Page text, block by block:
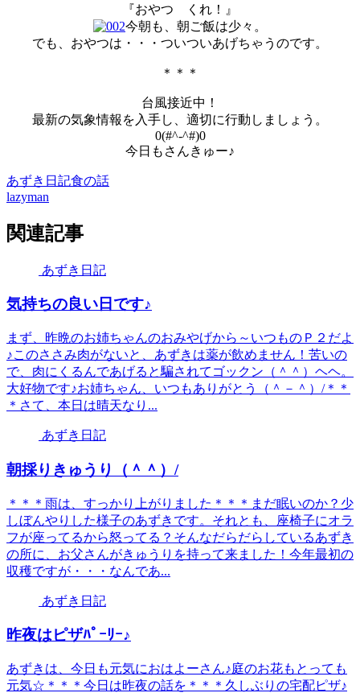
『おやつ くれ！』
今朝も、朝ご飯は少々。
でも、おやつは・・・ついついあげちゃうのです。
＊＊＊
台風接近中！
最新の気象情報を入手し、適切に行動しましょう。
0(#^-^#)0
今日もさんきゅー♪
あずき日記食の話
lazyman
関連記事
あずき日記
気持ちの良い日です♪
まず、昨晩のお姉ちゃんのおみやげから～いつものＰ２だよ
♪このささみ肉がないと、あずきは薬が飲めません！苦いの
で、肉にくるんであげると騙されてゴックン（＾＾）ヘヘ。
大好物です♪お姉ちゃん、いつもありがとう（＾－＾）/＊＊
＊さて、本日は晴天なり...
あずき日記
朝採りきゅうり（＾＾）/
＊＊＊雨は、すっかり上がりました＊＊＊まだ眠いのか？少
しぼんやりした様子のあずきです。それとも、座椅子にオラ
フが座ってるから怒ってる？そんなだらだらしているあずき
の所に、お父さんがきゅうりを持って来ました！今年最初の
収穫ですが・・・なんであ...
あずき日記
昨夜はピザﾊﾟｰﾘｰ♪
あずきは、今日も元気におはよーさん♪庭のお花もとっても
元気☆＊＊＊今日は昨夜の話を＊＊＊久しぶりの宅配ピザ♪